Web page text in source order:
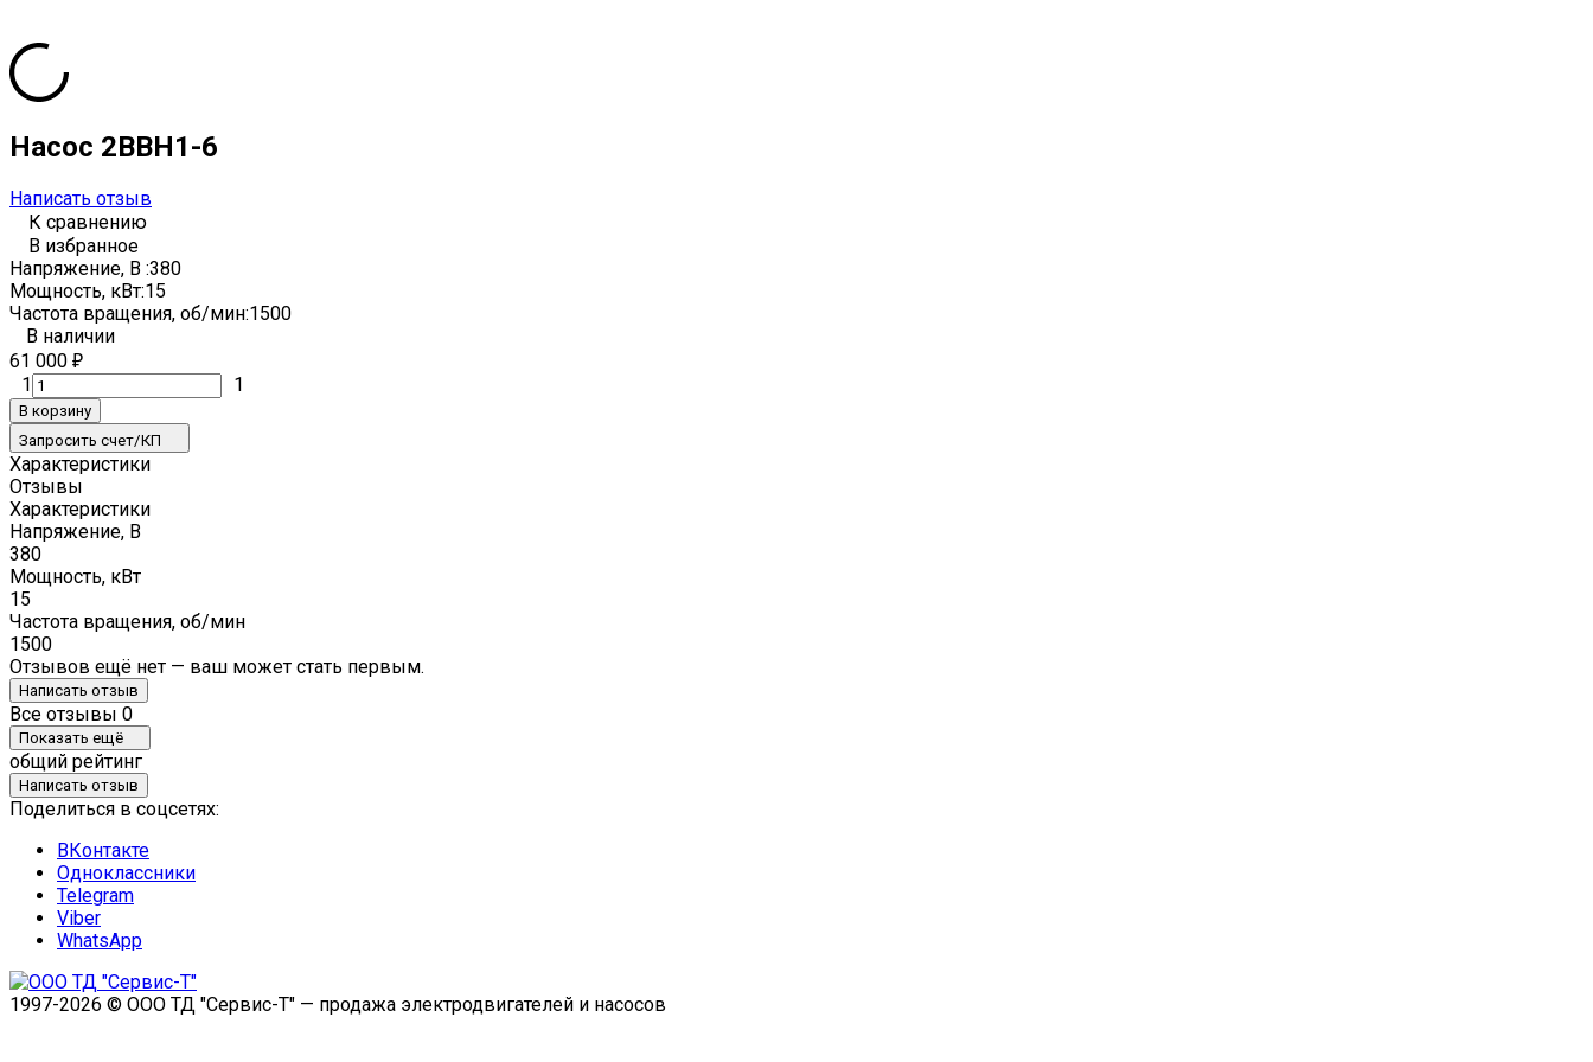
Насос 2ВВН1-6
Написать отзыв
К сравнению
В избранное
Напряжение, В :380
Мощность, кВт:15
Частота вращения, об/мин:1500
В наличии
61 000 ₽
1 1
В корзину
Запросить счет/КП
Характеристики
Отзывы
Характеристики
Напряжение, В
380
Мощность, кВт
15
Частота вращения, об/мин
1500
Отзывов ещё нет — ваш может стать первым.
Написать отзыв
Все отзывы 0
Показать ещё
общий рейтинг
Написать отзыв
Поделиться в соцсетях:
ВКонтакте
Одноклассники
Telegram
Viber
WhatsApp
1997-2026 © ООО ТД "Сервис-Т" — продажа электродвигателей и насосов